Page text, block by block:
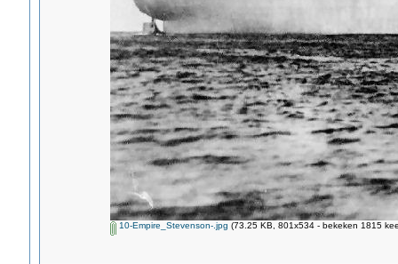
10-Empire_Stevenson-.jpg (73.25 KB, 801x534 - bekeken 1815